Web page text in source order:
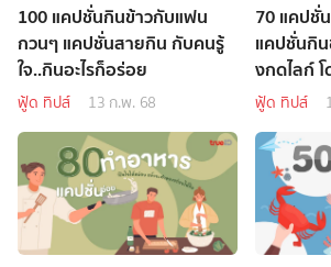
100 แคปชั่นกินข้าวกับแฟน
กวนๆ แคปชั่นสายกิน กับคนรู้
ใจ..กินอะไรก็อร่อย
ฟู้ด ทิปส์ 13 ก.พ. 68
70 แคปชั่
แคปชั่นกิ
งกดไลก์
ฟู้ด ทิปส์